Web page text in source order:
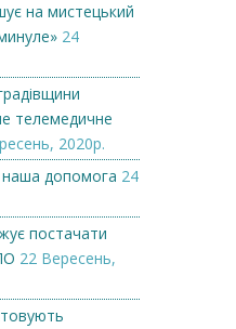
на мистецький
24
телемедичне
2020р.
наша допомога 24
постачати
22 Вересень,